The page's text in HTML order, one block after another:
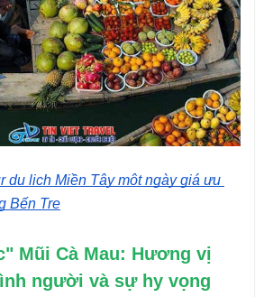
du lịch Miền Tây một ngày giá ưu
Bến Tre
Mũi Cà Mau: Hương vị
người và sự hy vọng